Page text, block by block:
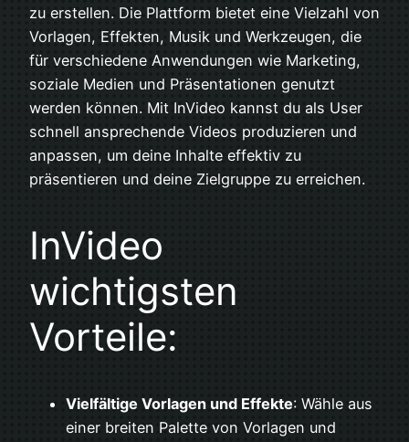
zu erstellen. Die Plattform bietet eine Vielzahl von
Vorlagen, Effekten, Musik und Werkzeugen, die
für verschiedene Anwendungen wie Marketing,
soziale Medien und Präsentationen genutzt
werden können. Mit InVideo kannst du als User
schnell ansprechende Videos produzieren und
anpassen, um deine Inhalte effektiv zu
präsentieren und deine Zielgruppe zu erreichen.
InVideo
wichtigsten
Vorteile:
Vielfältige Vorlagen und Effekte: Wähle aus
einer breiten Palette von Vorlagen und